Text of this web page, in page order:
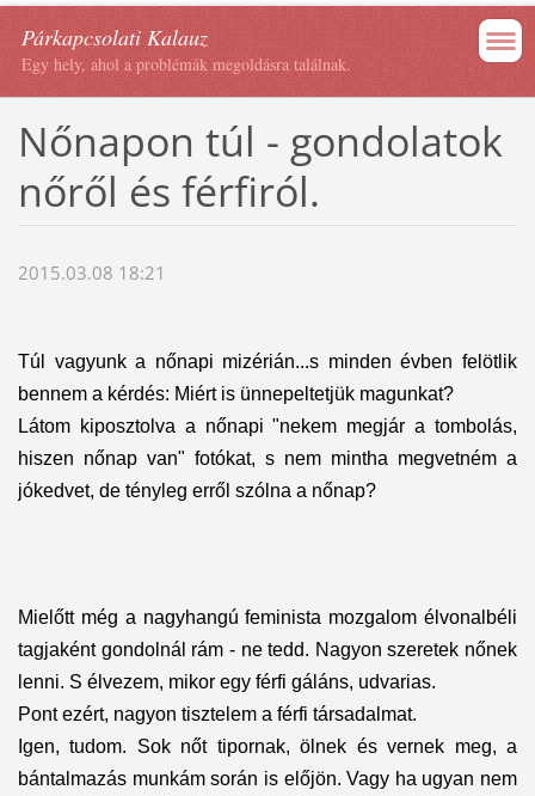
Párkapcsolati Kalauz
Egy hely, ahol a problémák megoldásra találnak.
Nőnapon túl - gondolatok
nőről és férfiról.
2015.03.08 18:21
Túl vagyunk a nőnapi mizérián...s minden évben felötlik
bennem a kérdés: Miért is ünnepeltetjük magunkat?
Látom kiposztolva a nőnapi "nekem megjár a tombolás,
hiszen nőnap van" fotókat, s nem mintha megvetném a
jókedvet, de tényleg erről szólna a nőnap?
Mielőtt még a nagyhangú feminista mozgalom élvonalbéli
tagjaként gondolnál rám - ne tedd. Nagyon szeretek nőnek
lenni. S élvezem, mikor egy férfi gáláns, udvarias.
Pont ezért, nagyon tisztelem a férfi társadalmat.
Igen, tudom. Sok nőt tipornak, ölnek és vernek meg, a
bántalmazás munkám során is előjön. Vagy ha ugyan nem